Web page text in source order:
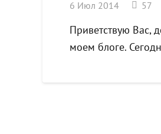
6 Июл 2014 57
Приветствую Вас,
моем блоге.